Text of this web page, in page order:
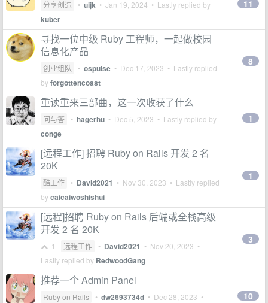
分享创造 • uijk • Jan 19, 2024 • Lastly replied by
kuber
11
寻找一位中级 Ruby 工程师，一起做校园
信息化产品
创业组队 • ospulse • Dec 17, 2023 • Lastly replied
byforgottencoast
8
重读重来三部曲，这一次收获了什么
问与答 • hagerhu • Dec 5, 2023 • Lastly replied by
conge
1
[远程工作] 招聘 Ruby on Rails 开发 2 名
20K
酷工作 • David2021 • Nov 30, 2023 • Lastly replied
bycaicaiwoshishui
1
[远程]招聘 Ruby on Rails 后端或全栈高级
开发 2 名 20K
1 远程工作 • David2021 • Nov 20, 2023 •
Lastly replied by RedwoodGang
3
推荐一个 Admin Panel
Ruby on Rails • dw2693734d • Dec 28, 2023 •
10